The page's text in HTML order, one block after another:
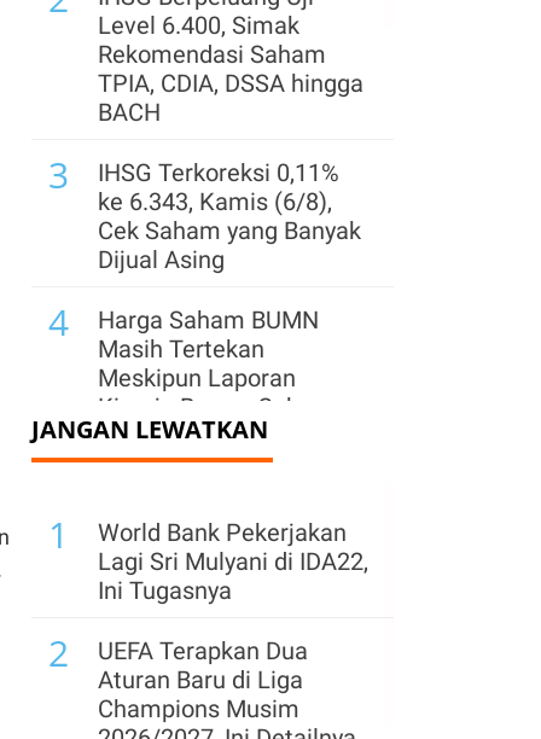
Level 6.400, Simak
Rekomendasi Saham
TPIA, CDIA, DSSA hingga
BACH
3
IHSG Terkoreksi 0,11%
ke 6.343, Kamis (6/8),
Cek Saham yang Banyak
Dijual Asing
4
Harga Saham BUMN
Masih Tertekan
Meskipun Laporan
Kinerja Bagus, Cek yang
Layak Beli?
Kamis (6/8), Cermati
Perundingan AS-Iran dan
Laporan Emiten
6
Asing Borong Saham-
Saham Ini Saat IHSG
Terkoreksi, Ada BBCA
dan TLKM, Kamis (6/8)
JANGAN LEWATKAN
1
World Bank Pekerjakan
Lagi Sri Mulyani di IDA22,
Ini Tugasnya
2
UEFA Terapkan Dua
Aturan Baru di Liga
Champions Musim